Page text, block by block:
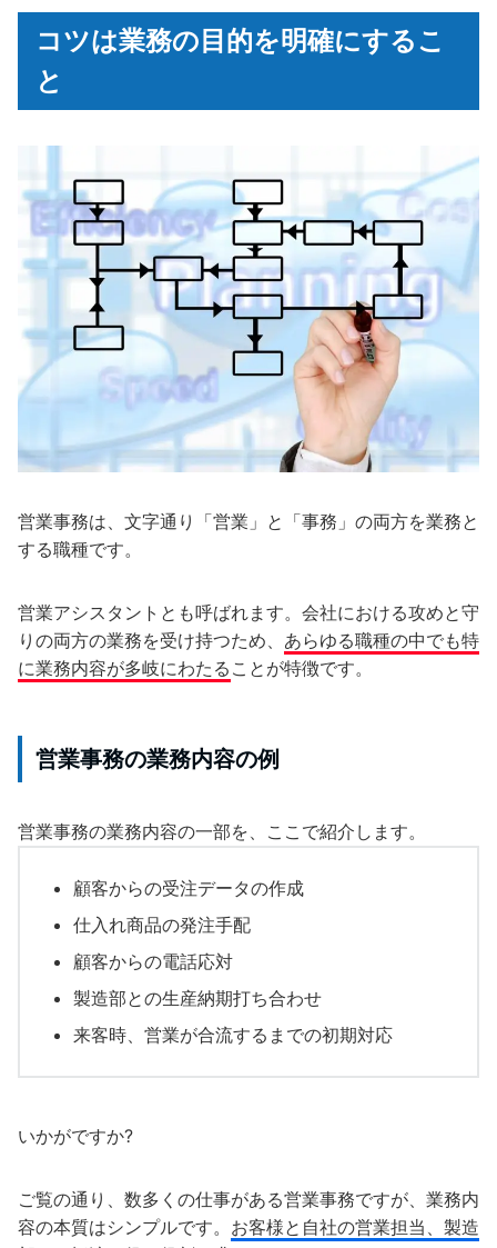
コツは業務の目的を明確にするこ
と
営業事務は、文字通り「営業」と「事務」の両方を業務と
する職種です。
営業アシスタントとも呼ばれます。会社における攻めと守
りの両方の業務を受け持つため、 あらゆる職種の中でも特
に業務内容が多岐にわたる ことが特徴です。
営業事務の業務内容の例
営業事務の業務内容の一部を、ここで紹介します。
顧客からの受注データの作成
仕入れ商品の発注手配
顧客からの電話応対
製造部との生産納期打ち合わせ
来客時、営業が合流するまでの初期対応
いかがですか?
ご覧の通り、数多くの仕事がある営業事務ですが、業務内
容の本質はシンプルです。 お客様と自社の営業担当、製造